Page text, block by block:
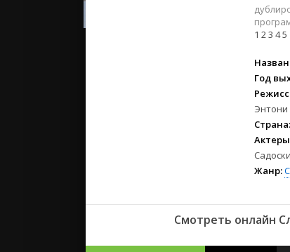
2022
2021
СССР
1 23 45
Год
Энтони
Страна:
Жанр:
Смотреть онлайн